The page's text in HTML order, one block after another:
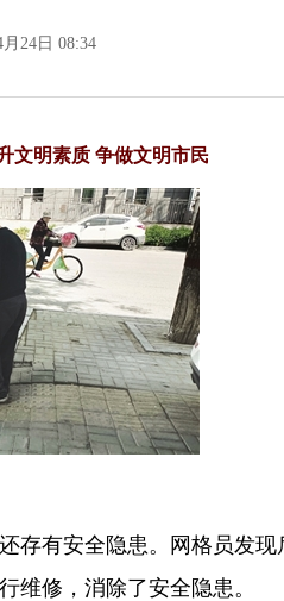
月24日 08:34
文明素质 争做文明市民
有安全隐患。网格员发现
维修，消除了安全隐患。